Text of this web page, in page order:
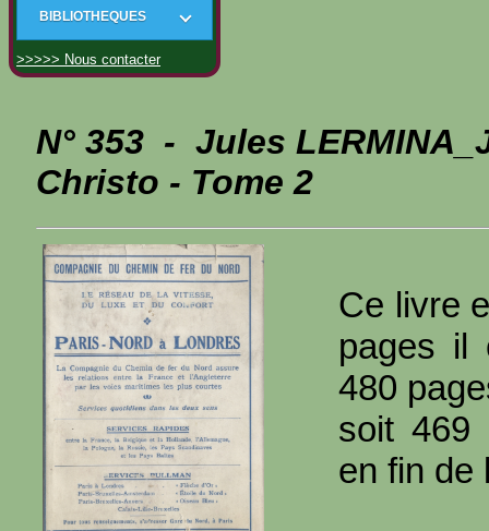
BIBLIOTHEQUES
>>>>> Nous contacter
N° 353 - Jules
Christo - Tome 2
Ce livre
pages il
480
soit 469
en fin de